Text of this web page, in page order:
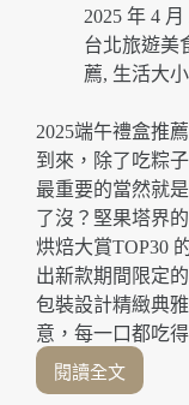
7
件
組」
經
佛
跳
牆、
獅
子
頭、
金
元
蹄
一
次
2025 年 4 月
台北旅遊美
薦, 生活大
2025端午禮盒推
到來，除了吃粽
最重要的當然就
了沒？堅果塔界
烘焙大賞TOP30
出新款期間限定
包裝設計精緻典
意，每一口都吃
閱讀全文
2025